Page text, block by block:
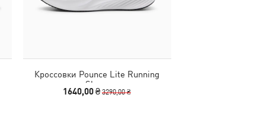
Кроссовки Pounce Lite Running
Shoes
1640,00 ₴3290,00 ₴